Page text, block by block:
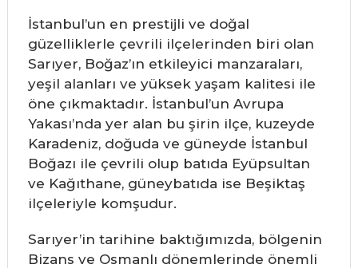
İstanbul’un en prestijli ve doğal
güzelliklerle çevrili ilçelerinden biri olan
Sarıyer, Boğaz’ın etkileyici manzaraları,
yeşil alanları ve yüksek yaşam kalitesi ile
öne çıkmaktadır. İstanbul’un Avrupa
Yakası’nda yer alan bu şirin ilçe, kuzeyde
Karadeniz, doğuda ve güneyde İstanbul
Boğazı ile çevrili olup batıda Eyüpsultan
ve Kağıthane, güneybatıda ise Beşiktaş
ilçeleriyle komşudur.
Sarıyer’in tarihine baktığımızda, bölgenin
Bizans ve Osmanlı dönemlerinde önemli